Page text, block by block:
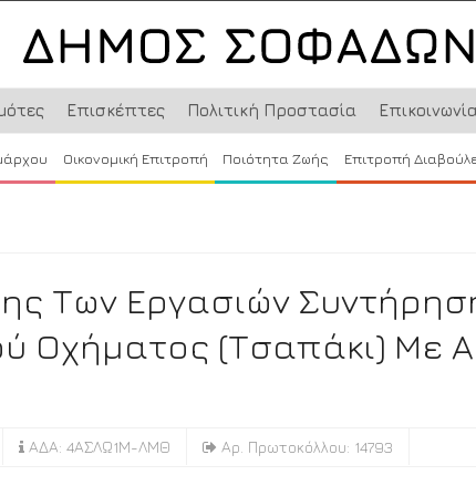
Επισκέπτες Πολιτική Προστασία Επικοινωνία
Οικονομική Επιτροπή Ποιότητα Ζωής Επιτροπή
Των Εργασιών
Οχήματος (τσαπάκι) Με
ΑΔΑ: 4ΑΣΛΩ1Μ-ΛΜΘ Αρ. Πρωτοκόλλου: 14793